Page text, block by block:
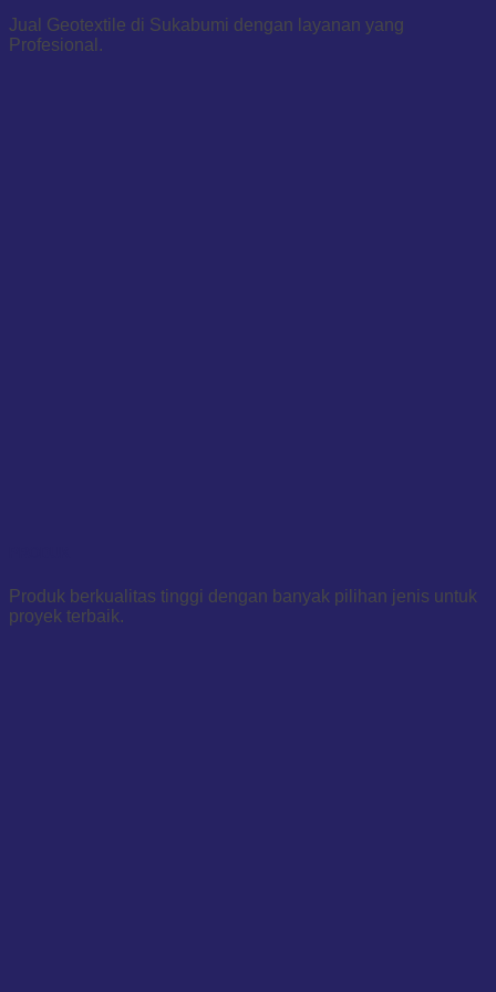
Jual Geotextile di Sukabumi dengan layanan yang
Profesional.
Produk berkualitas tinggi dengan banyak pilihan jenis untuk
proyek terbaik.